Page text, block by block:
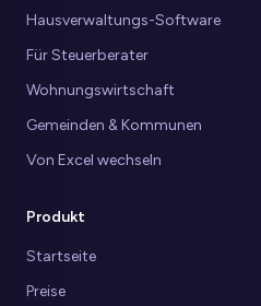
Produkt
Startseite
Preise
Hausverwaltungs-Software
Für Steuerberater
Wohnungswirtschaft
Gemeinden & Kommunen
Von Excel wechseln